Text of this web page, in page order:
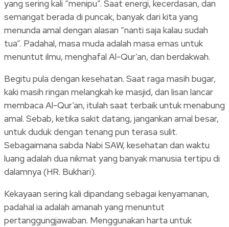
yang sering kali “menipu”. Saat energi, kecerdasan, dan
semangat berada di puncak, banyak dari kita yang
menunda amal dengan alasan “nanti saja kalau sudah
tua”. Padahal, masa muda adalah masa emas untuk
menuntut ilmu, menghafal Al-Qur’an, dan berdakwah.
Begitu pula dengan kesehatan. Saat raga masih bugar,
kaki masih ringan melangkah ke masjid, dan lisan lancar
membaca Al-Qur’an, itulah saat terbaik untuk menabung
amal. Sebab, ketika sakit datang, jangankan amal besar,
untuk duduk dengan tenang pun terasa sulit.
Sebagaimana sabda Nabi SAW, kesehatan dan waktu
luang adalah dua nikmat yang banyak manusia tertipu di
dalamnya (HR. Bukhari).
Kekayaan sering kali dipandang sebagai kenyamanan,
padahal ia adalah amanah yang menuntut
pertanggungjawaban. Menggunakan harta untuk